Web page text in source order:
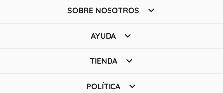
SOBRE NOSOTROS 
AYUDA 
TIENDA 
POLÍTICA 